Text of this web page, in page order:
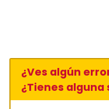
¿Ves algún
¿Tienes alguna